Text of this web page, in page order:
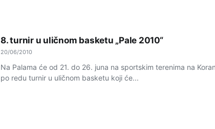
8. turnir u uličnom basketu „Pale 2010“
20/06/2010
Na Palama će od 21. do 26. juna na sportskim terenima na
po redu turnir u uličnom basketu koji će...